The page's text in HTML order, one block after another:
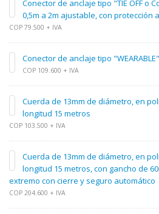
Conector de anclaje tipo "TIE OFF o
0,5m a 2m ajustable, con protección
COP 79.500 + IVA
Conector de anclaje tipo
COP 109.600 + IVA
Cuerda de 13mm de diámetro, en
longitud 15 metros
COP 103.500 + IVA
Cuerda de 13mm de diámetro, en
longitud 15 metros, con gancho de
extremo con cierre y seguro automático
COP 204.600 + IVA